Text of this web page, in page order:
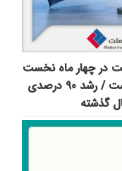
در چهار ماه نخست
امسال از 14.5 همت گذشت / رشد 90 درصدی
گذشته